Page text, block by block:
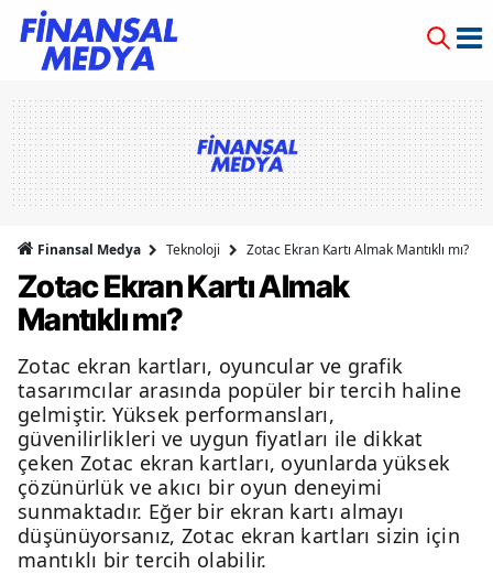
Finansal Medya Teknoloji Zotac Ekran Kartı Almak Mantıklı mı?
Zotac Ekran Kartı Almak
Mantıklı mı?
Zotac ekran kartları, oyuncular ve grafik
tasarımcılar arasında popüler bir tercih haline
gelmiştir. Yüksek performansları,
güvenilirlikleri ve uygun fiyatları ile dikkat
çeken Zotac ekran kartları, oyunlarda yüksek
çözünürlük ve akıcı bir oyun deneyimi
sunmaktadır. Eğer bir ekran kartı almayı
düşünüyorsanız, Zotac ekran kartları sizin için
mantıklı bir tercih olabilir.